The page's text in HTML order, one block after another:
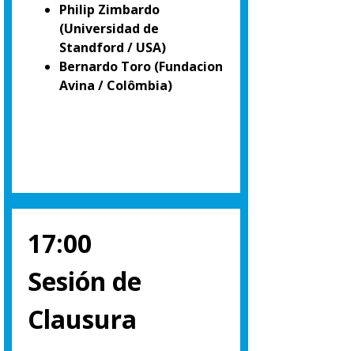
Philip Zimbardo
(Universidad de
Standford / USA)
Bernardo Toro (Fundacion
Avina / Colômbia)
17:00
Sesión de
Clausura